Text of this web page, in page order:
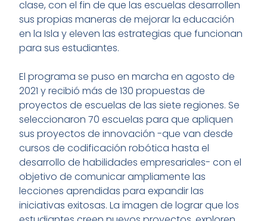
clase, con el fin de que las escuelas desarrollen
sus propias maneras de mejorar la educación
en la Isla y eleven las estrategias que funcionan
para sus estudiantes.
El programa se puso en marcha en agosto de
2021 y recibió más de 130 propuestas de
proyectos de escuelas de las siete regiones. Se
seleccionaron 70 escuelas para que apliquen
sus proyectos de innovación -que van desde
cursos de codificación robótica hasta el
desarrollo de habilidades empresariales- con el
objetivo de comunicar ampliamente las
lecciones aprendidas para expandir las
iniciativas exitosas. La imagen de lograr que los